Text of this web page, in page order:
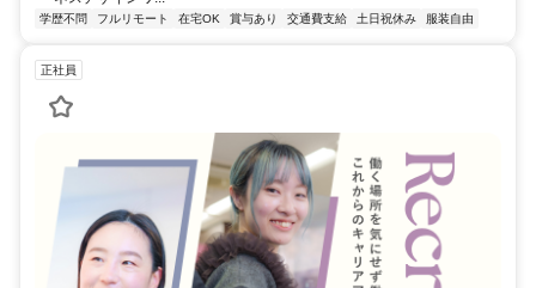
学歴不問 フルリモート 在宅OK 賞与あり 交通費支給 土日祝休み 服装自由
正社員